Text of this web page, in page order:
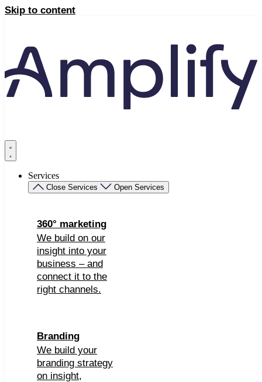
Skip to content
Services
Close Services Open Services
360° marketing
We build on our
insight into your
business – and
connect it to the
right channels.
Branding
We build your
branding strategy
on insight,